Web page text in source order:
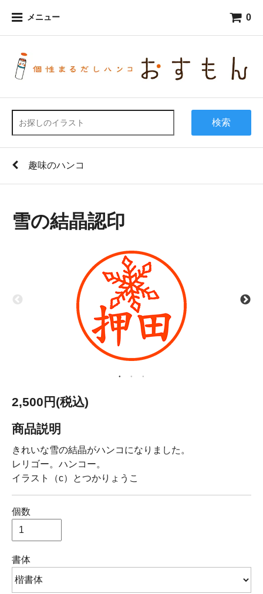
メニュー 0
検索
趣味のハンコ
雪の結晶認印
2,500円(税込)
商品説明
きれいな雪の結晶がハンコになりました。
レリゴー。ハンコー。
イラスト（c）とつかりょうこ
個数
書体